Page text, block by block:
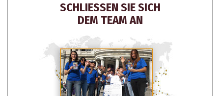
NEIN, DANKE
SCHLIESSEN SIE SICH
DEM TEAM AN